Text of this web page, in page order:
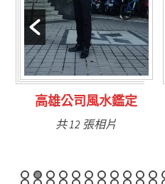
林氏福主量子生基造命
共 6 張相片